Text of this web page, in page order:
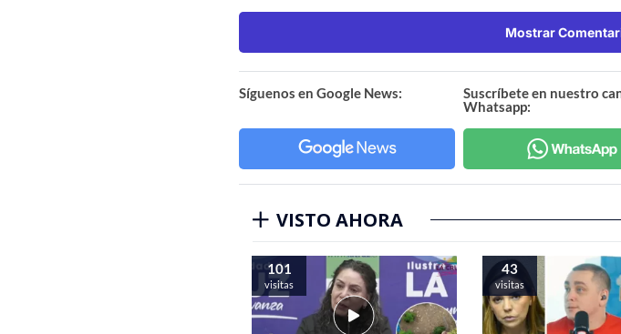
Mostrar
Síguenos en Google News:
Suscríbete en nuestro
Whatsapp:
VISTO AHORA
101
visitas
43
visitas